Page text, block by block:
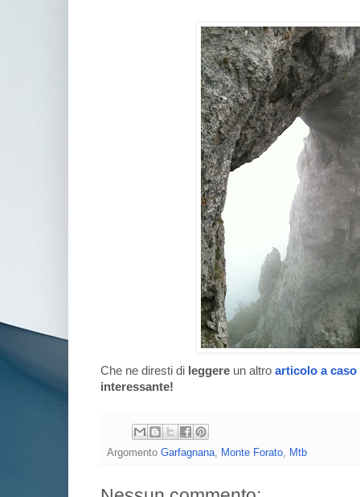
Che ne diresti di leggere un altro articolo a caso
interessante!
Argomento Garfagnana Monte Forato Mtb